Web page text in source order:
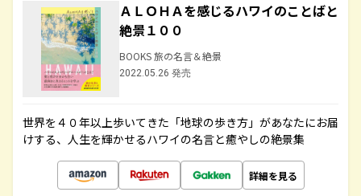
ＡＬＯＨＡを感じるハワイのことばと
絶景１００
BOOKS 旅の名言＆絶景
2022.05.26 発売
世界を４０年以上歩いてきた「地球の歩き方」があなたにお届
けする、人生を輝かせるハワイの名言と癒やしの絶景集
詳細を見る